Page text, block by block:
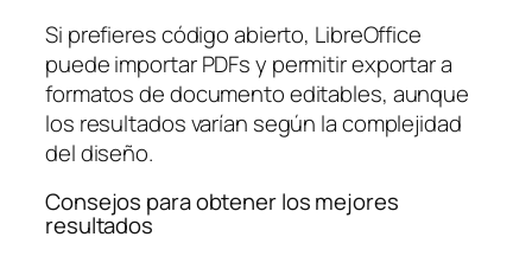
Si prefieres código abierto, LibreOffice
puede importar PDFs y permitir exportar a
formatos de documento editables, aunque
los resultados varían según la complejidad
del diseño.
Consejos para obtener los mejores
resultados